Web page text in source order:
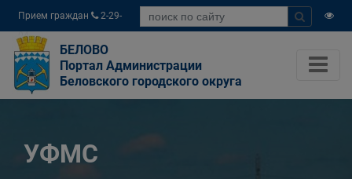
Прием граждан
2-29-
04
БЕЛОВО
Портал Администрации
Беловского городского округа
УФМС